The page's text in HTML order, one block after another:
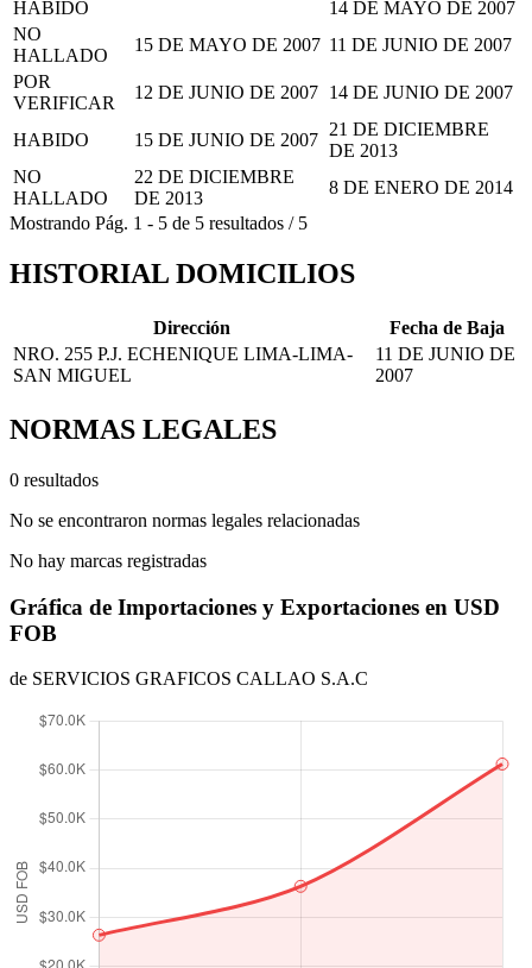
HABIDO
14 DE MAYO DE 2007
NO
HALLADO
15 DE MAYO DE 2007 11 DE JUNIO DE 2007
POR
VERIFICAR
12 DE JUNIO DE 2007 14 DE JUNIO DE 2007
HABIDO 15 DE JUNIO DE 2007
21 DE DICIEMBRE
DE 2013
NO
HALLADO
22 DE DICIEMBRE
DE 2013
8 DE ENERO DE 2014
Mostrando Pág. 1 - 5 de 5 resultados / 5
HISTORIAL DOMICILIOS
Dirección
Fecha de Baja
NRO. 255 P.J. ECHENIQUE LIMA-LIMA-
SAN MIGUEL
11 DE JUNIO DE
2007
NORMAS LEGALES
0 resultados
No se encontraron normas legales relacionadas
No hay marcas registradas
Gráfica de Importaciones y Exportaciones en USD
FOB
de SERVICIOS GRAFICOS CALLAO S.A.C